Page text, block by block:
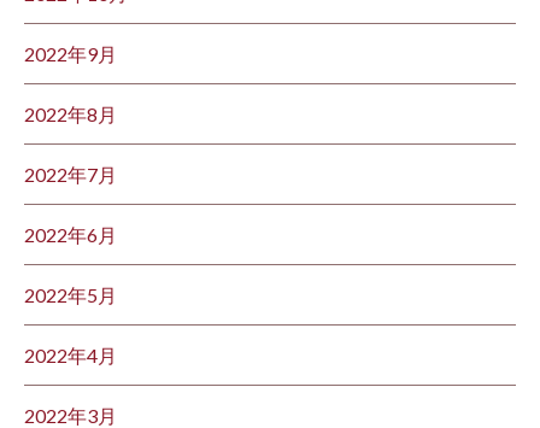
2022年9月
2022年8月
2022年7月
2022年6月
2022年5月
2022年4月
2022年3月